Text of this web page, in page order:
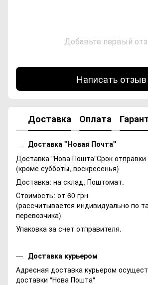
Добавьте первый
Написать отзыв
Доставка Оплата
Доставка "Новая Почта"
Доставка "Нова Пошта"Срок отправки
(кроме субботы, воскресенья)
Доставка: на склад, Поштомат.
Стоимость: от 60 грн
(рассчитывается индивидуально по
перевозчика)
Упаковка за счет отправителя.
Доставка курьером
Адресная доставка курьером
доставки "Нова Пошта"